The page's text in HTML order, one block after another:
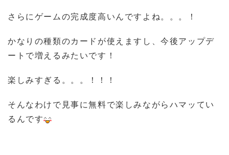
さらにゲームの完成度高いんですよね。。。！
かなりの種類のカードが使えますし、今後アップデ
ートで増えるみたいです！
楽しみすぎる。。。！！！
そんなわけで見事に無料で楽しみながらハマッてい
るんです